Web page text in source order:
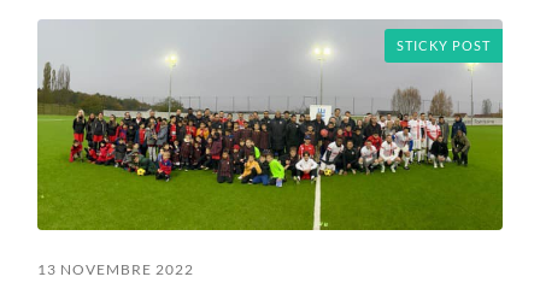
STICKY POST
13 NOVEMBRE 2022